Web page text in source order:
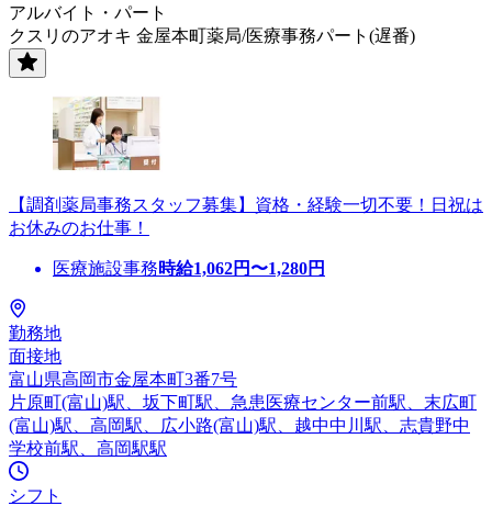
アルバイト・パート
クスリのアオキ 金屋本町薬局/医療事務パート(遅番)
【調剤薬局事務スタッフ募集】資格・経験一切不要！日祝は
お休みのお仕事！
医療施設事務時給1,062円〜1,280円
勤務地
面接地
富山県高岡市金屋本町3番7号
片原町(富山)駅、坂下町駅、急患医療センター前駅、末広町
(富山)駅、高岡駅、広小路(富山)駅、越中中川駅、志貴野中
学校前駅、高岡駅駅
シフト